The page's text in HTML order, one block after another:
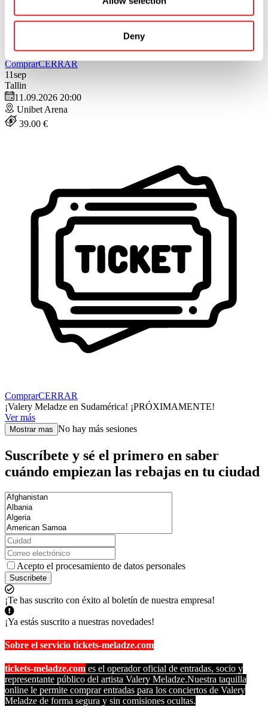
Deny
ComprarCERRAR
11sep
Tallin
11.09.2026 20:00
Unibet Arena
39.00 €
ComprarCERRAR
¡Valery Meladze en Sudamérica! ¡PRÓXIMAMENTE!
Ver más
Mostrar mas No hay más sesiones
Suscríbete y sé el primero en saber
cuándo empiezan las rebajas en tu ciudad
Acepto el procesamiento de datos personales
Suscribete
¡Te has suscrito con éxito al boletín de nuestra empresa!
¡Ya estás suscrito a nuestras novedades!
Sobre el servicio tickets-meladze.com
tickets-meladze.com es el operador oficial de entradas, socio y
representante público del artista Valery Meladze.Nuestra taquilla
online le permite comprar entradas para los conciertos de Valery
Meladze de forma segura y sin comisiones ocultas.